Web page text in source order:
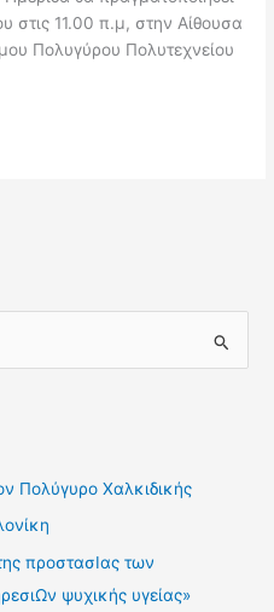
στις 11.00 π.μ, στην Αίθουσα
Πολυγύρου Πολυτεχνείου
Πολύγυρο Χαλκιδικής
προστασΙας των
ψυχικής υγείας»